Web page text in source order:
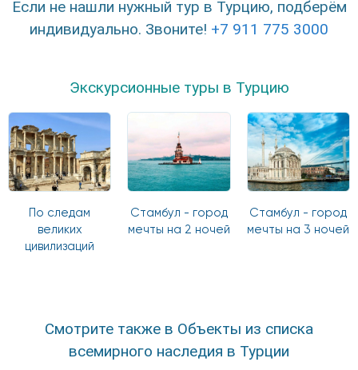
Если не нашли нужный тур в Турцию, подберём
индивидуально. Звоните! +7 911 775 3000
Экскурсионные туры в Турцию
По следам
великих
цивилизаций
Стамбул - город
мечты на 2 ночей
Стамбул - город
мечты на 3 ночей
Смотрите также в Объекты из списка
всемирного наследия в Турции